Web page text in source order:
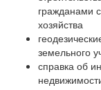
гражданами
хозяйства
земельного
справка об